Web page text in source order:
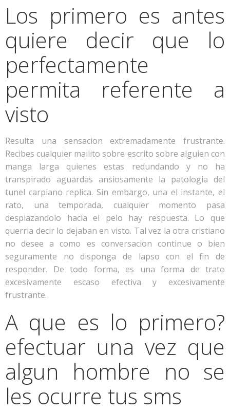
Los primero es antes
quiere decir que lo
perfectamente
permita referente a
visto
Resulta una sensacion extremadamente frustrante.
Recibes cualquier mailito sobre escrito sobre alguien con
manga larga quienes estas redundando y no ha
transpirado aguardas ansiosamente la patologi­a del
tunel carpiano replica. Sin embargo, una el instante, el
rato, una temporada, cualquier momento pasa
desplazandolo hacia el pelo hay respuesta. Lo que
querri­a decir lo dejaban en visto. Tal vez la otra cristiano
no desee a como es conversacion continue o bien
seguramente no disponga de lapso con el fin de
responder. De todo forma, es una forma de trato
excesivamente escaso efectiva y excesivamente
frustrante.
A que es lo primero?
efectuar una vez que
algun hombre no se
les ocurre tus sms